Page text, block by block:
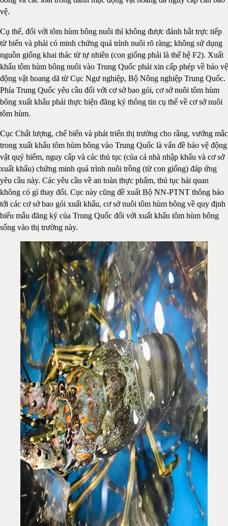
vệ.
Cụ thể, đối với tôm hùm bông nuôi thì không được đánh bắt trực tiếp
từ biển và phải có minh chứng quá trình nuôi rõ ràng; không sử dụng
nguồn giống khai thác từ tự nhiên (con giống phải là thế hệ F2). Xuất
khẩu tôm hùm bông nuôi vào Trung Quốc phải xin cấp phép về bảo vệ
động vật hoang dã từ Cục Ngư nghiệp, Bộ Nông nghiệp Trung Quốc.
Phía Trung Quốc yêu cầu đối với cơ sở bao gói, cơ sở nuôi tôm hùm
bông xuất khẩu phải thực hiện đăng ký thông tin cụ thể về cơ sở nuôi
tôm hùm.
Cục Chất lượng, chế biến và phát triển thị trường cho rằng, vướng mắc
trong xuất khẩu tôm hùm bông vào Trung Quốc là vấn đề bảo vệ động
vật quý hiếm, nguy cấp và các thủ tục (của cả nhà nhập khẩu và cơ sở
xuất khẩu) chứng minh quá trình nuôi trồng (từ con giống) đáp ứng
yêu cầu này. Các yêu cầu về an toàn thực phẩm, thủ tục hải quan
không có gì thay đổi. Cục này cũng đề xuất Bộ NN-PTNT thông báo
tới các cơ sở bao gói xuất khẩu, cơ sở nuôi tôm hùm bông về quy định
biểu mẫu đăng ký của Trung Quốc đối với xuất khẩu tôm hùm bông
sống vào thị trường này.